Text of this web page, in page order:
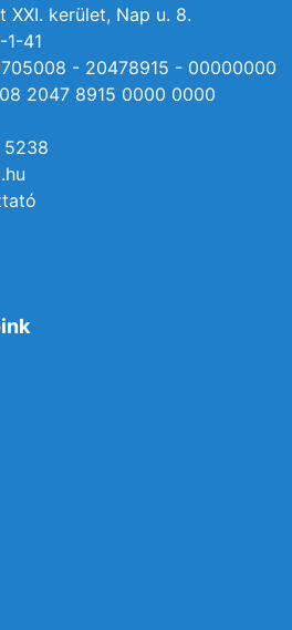
XXI. kerület, Nap u. 8.
41
- 20478915 - 00000000
2047 8915 0000 0000
5238